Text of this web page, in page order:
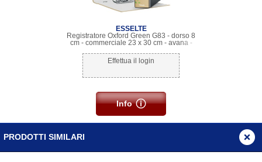
ESSELTE
Registratore Oxford Green G83 - dorso 8
cm - commerciale 23 x 30 cm - avana -
Effettua il login
Info
PRODOTTI SIMILARI